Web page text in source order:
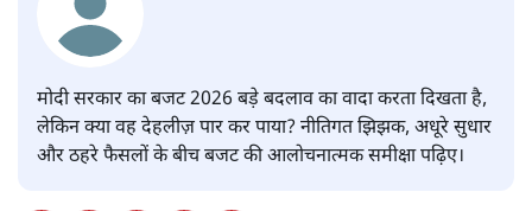
मोदी सरकार का बजट 2026 बड़े बदलाव का वादा करता दिखता है,
लेकिन क्या वह देहलीज़ पार कर पाया? नीतिगत झिझक, अधूरे सुधार
और ठहरे फैसलों के बीच बजट की आलोचनात्मक समीक्षा पढ़िए।